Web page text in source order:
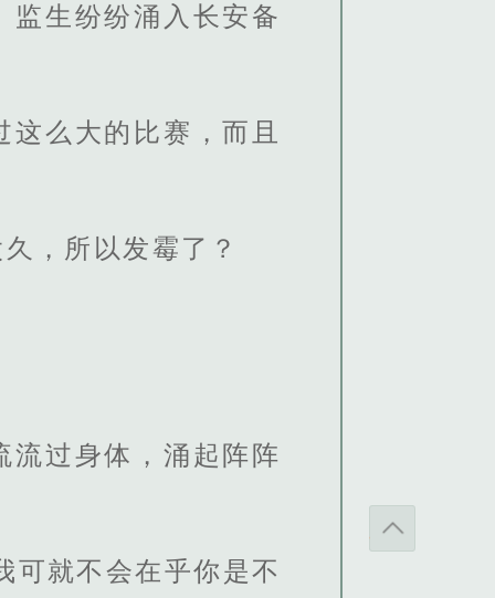
监生纷纷涌入长安备
么大的比赛，而且
，所以发霉了？
流过身体，涌起阵阵
可就不会在乎你是不